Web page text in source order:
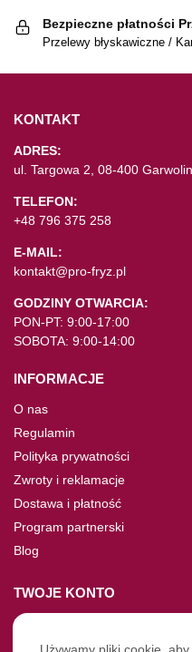
Bezpieczne płatności
Przelewy błyskawiczne /
KONTAKT
ADRES:
ul. Targowa 2, 08-400 Garwolin
TELEFON:
+48 796 375 258
E-MAIL:
kontakt@pro-fryz.pl
GODZINY OTWARCIA:
PON-PT: 9:00-17:00
SOBOTA: 9:00-14:00
INFORMACJE
O nas
Regulamin
Polityka prywatności
Zwroty i reklamacje
Dostawa i płatność
Program partnerski
Blog
TWOJE KONTO
Moje konto
Nie pamiętasz hasła?